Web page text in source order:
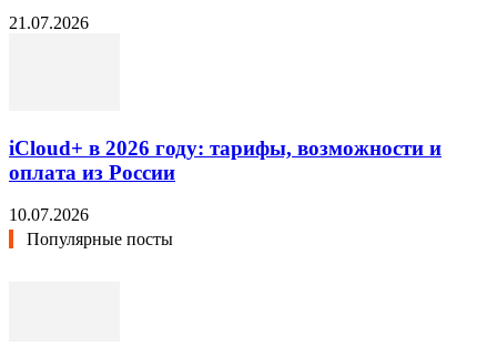
21.07.2026
iCloud+ в 2026 году: тарифы, возможности и
оплата из России
10.07.2026
Популярные посты